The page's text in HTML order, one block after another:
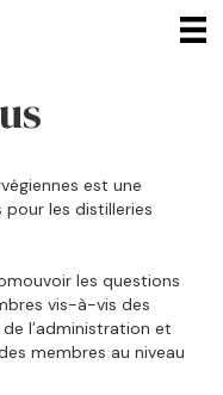
est une
les distilleries
les questions
vis-à-vis des
l’administration et
membres au niveau